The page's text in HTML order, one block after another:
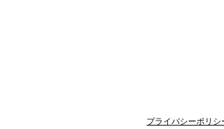
プライバシーポリシ